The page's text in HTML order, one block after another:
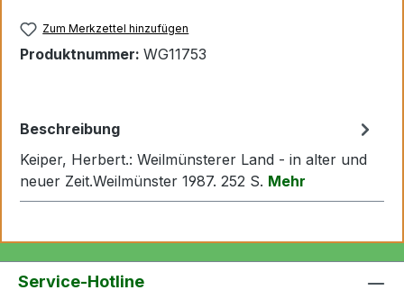
Zum Merkzettel hinzufügen
Produktnummer: WG11753
Beschreibung
Keiper, Herbert.: Weilmünsterer Land - in alter und
neuer Zeit.Weilmünster 1987. 252 S. Mehr
Service-Hotline